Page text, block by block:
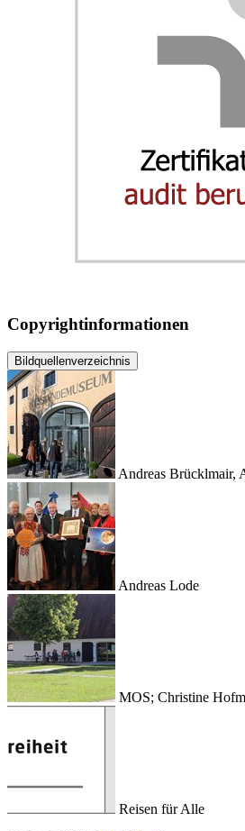
Copyrightinformationen
Bildquellenverzeichnis
Andreas Brücklmair,
Andreas Lode
MOS; Christine
Reisen für Alle